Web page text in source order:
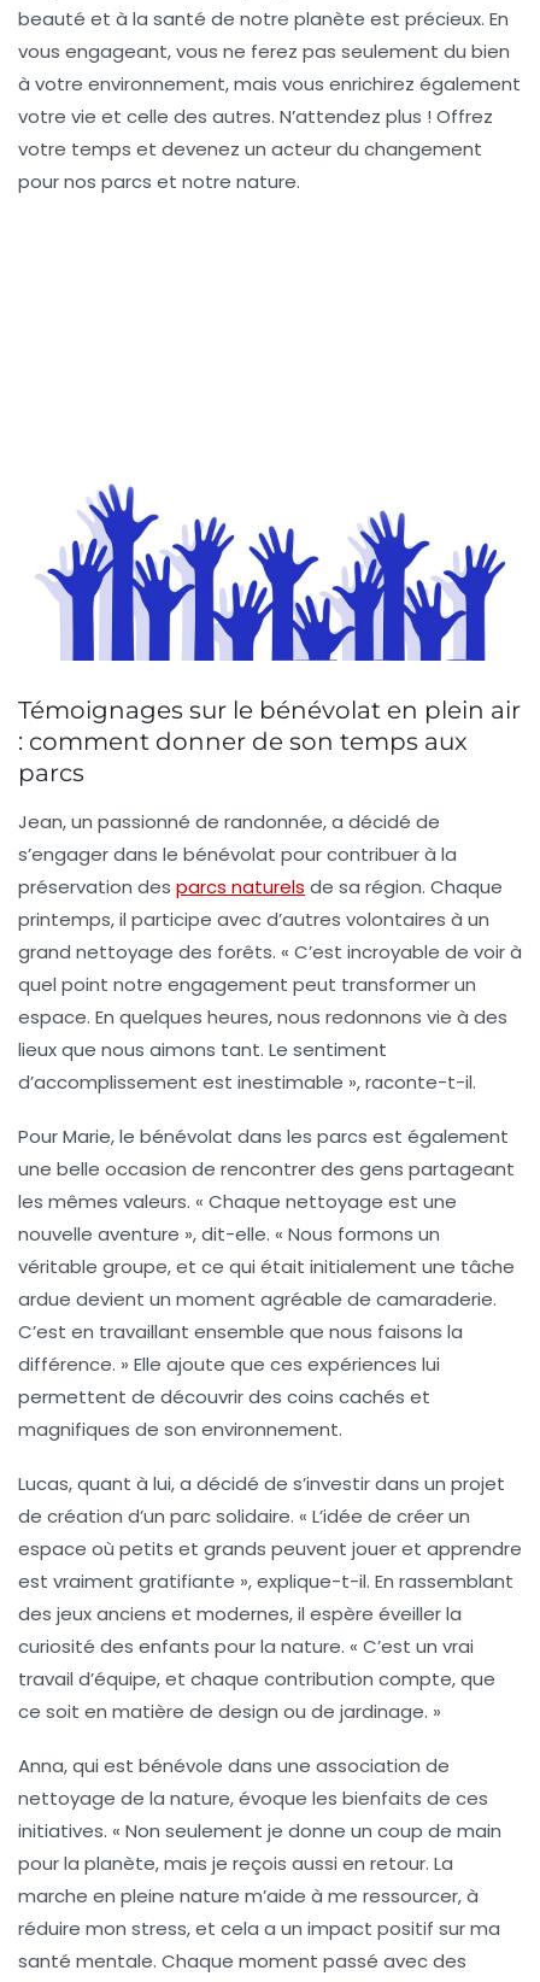
beauté et à la santé de notre planète est précieux. En
vous engageant, vous ne ferez pas seulement du bien
à votre environnement, mais vous enrichirez également
votre vie et celle des autres. N’attendez plus ! Offrez
votre temps et devenez un acteur du changement
pour nos parcs et notre nature.
Témoignages sur le bénévolat en plein air
: comment donner de son temps aux
parcs
Jean, un passionné de randonnée, a décidé de
s’engager dans le bénévolat pour contribuer à la
préservation des parcs naturels de sa région. Chaque
printemps, il participe avec d’autres volontaires à un
grand nettoyage des forêts. « C’est incroyable de voir à
quel point notre engagement peut transformer un
espace. En quelques heures, nous redonnons vie à des
lieux que nous aimons tant. Le sentiment
d’accomplissement est inestimable », raconte-t-il.
Pour Marie, le bénévolat dans les parcs est également
une belle occasion de rencontrer des gens partageant
les mêmes valeurs. « Chaque nettoyage est une
nouvelle aventure », dit-elle. « Nous formons un
véritable groupe, et ce qui était initialement une tâche
ardue devient un moment agréable de camaraderie.
C’est en travaillant ensemble que nous faisons la
différence. » Elle ajoute que ces expériences lui
permettent de découvrir des coins cachés et
magnifiques de son environnement.
Lucas, quant à lui, a décidé de s’investir dans un projet
de création d’un parc solidaire. « L’idée de créer un
espace où petits et grands peuvent jouer et apprendre
est vraiment gratifiante », explique-t-il. En rassemblant
des jeux anciens et modernes, il espère éveiller la
curiosité des enfants pour la nature. « C’est un vrai
travail d’équipe, et chaque contribution compte, que
ce soit en matière de design ou de jardinage. »
Anna, qui est bénévole dans une association de
nettoyage de la nature, évoque les bienfaits de ces
initiatives. « Non seulement je donne un coup de main
pour la planète, mais je reçois aussi en retour. La
marche en pleine nature m’aide à me ressourcer, à
réduire mon stress, et cela a un impact positif sur ma
santé mentale. Chaque moment passé avec des